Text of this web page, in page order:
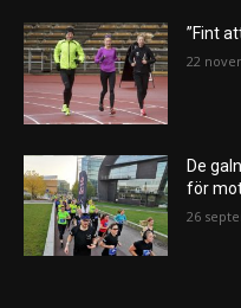
”Fint
22
De
för
26